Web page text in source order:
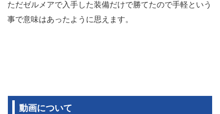
ただゼルメアで入手した装備だけで勝てたので手軽という
事で意味はあったように思えます。
動画について